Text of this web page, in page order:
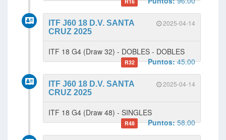
2025-04-14
ITF J60 18 D.V. SANTA
CRUZ 2025
ITF 18 G4 (Draw 32) - DOBLES - DOBLES
R32 Puntos:45.00
2025-04-14
ITF J60 18 D.V. SANTA
CRUZ 2025
ITF 18 G4 (Draw 48) - SINGLES
R48 Puntos:58.00